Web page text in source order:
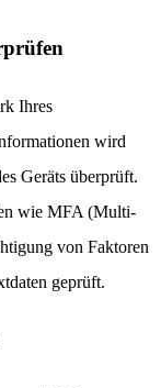
Ihres
wird
Geräts überprüft.
wie MFA (Multi-
von Faktoren
geprüft.